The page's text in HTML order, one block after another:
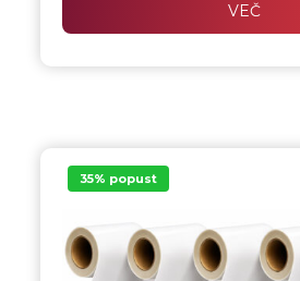
VEČ
35% popust